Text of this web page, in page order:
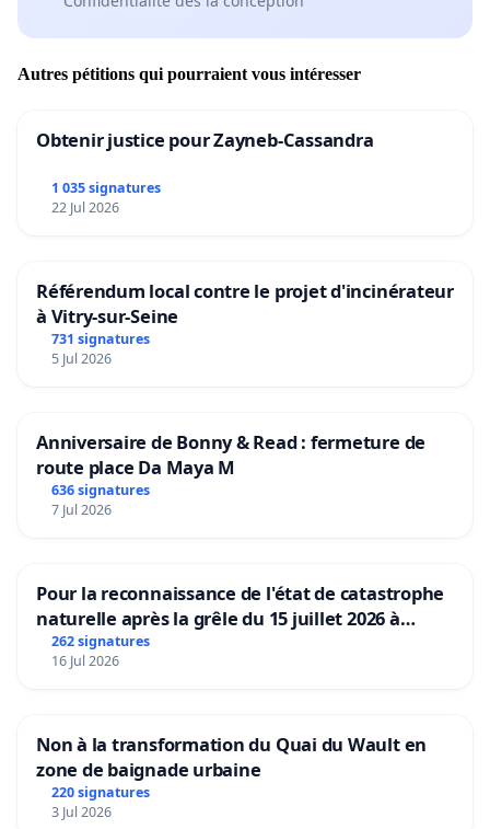
Autres pétitions qui pourraient vous intéresser
Obtenir justice pour Zayneb-Cassandra
1 035 signatures
22 Jul 2026
Référendum local contre le projet d'incinérateur
à Vitry-sur-Seine
731 signatures
5 Jul 2026
Anniversaire de Bonny & Read : fermeture de
route place Da Maya M
636 signatures
7 Jul 2026
Pour la reconnaissance de l'état de catastrophe
naturelle après la grêle du 15 juillet 2026 à
Aubenas et ses alentours
262 signatures
16 Jul 2026
Non à la transformation du Quai du Wault en
zone de baignade urbaine
220 signatures
3 Jul 2026